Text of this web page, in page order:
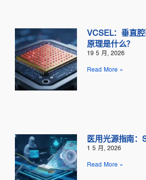
VCSEL：垂直
原理是什么？
19 5 月, 2026
Read More »
医用光源指南：
1 5 月, 2026
Read More »